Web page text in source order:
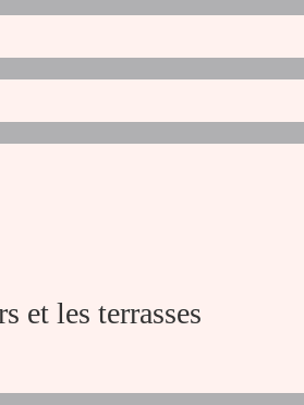
et les terrasses